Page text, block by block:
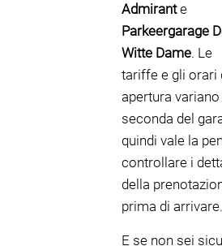
Admirante
Parkeergarage
Witte Dame. Le
tariffe e gli orari
apertura variano
seconda del
quindi vale la
controllare i
della
prima di arrivare.
E se non sei